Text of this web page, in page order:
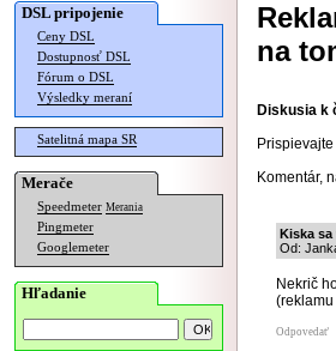
DSL pripojenie
Ceny DSL
Dostupnosť DSL
Fórum o DSL
Výsledky meraní
Satelitná mapa SR
Merače
Speedmeter Merania
Pingmeter
Googlemeter
Hľadanie
na
Diskusia k
Komentár,
Kiska sa
Od:
Nekrič
Odpovedať